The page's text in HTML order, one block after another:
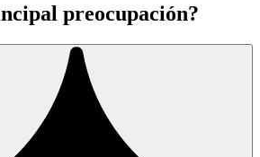
preocupación?